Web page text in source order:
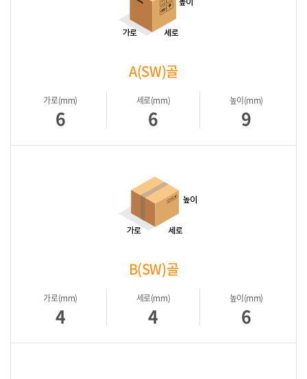
A(SW)골
가로(mm)
6
세로(mm)
6
높이(mm)
9
B(SW)골
가로(mm)
4
세로(mm)
4
높이(mm)
6